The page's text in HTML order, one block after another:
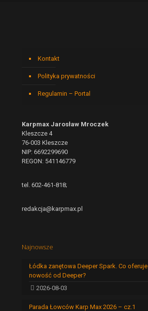
Kontakt
Polityka prywatności
Regulamin – Portal
Karpmax Jarosław Mroczek
Kleszcze 4
76-003 Kleszcze
NIP: 6692299690
REGON: 541146779
tel. 602-461-818;
redakcja@karpmax.pl
Najnowsze
Łódka zanętowa Deeper Spark. Co oferuje
nowość od Deeper?
2026-08-03
Parada Łowców Karp Max 2026 – cz.1